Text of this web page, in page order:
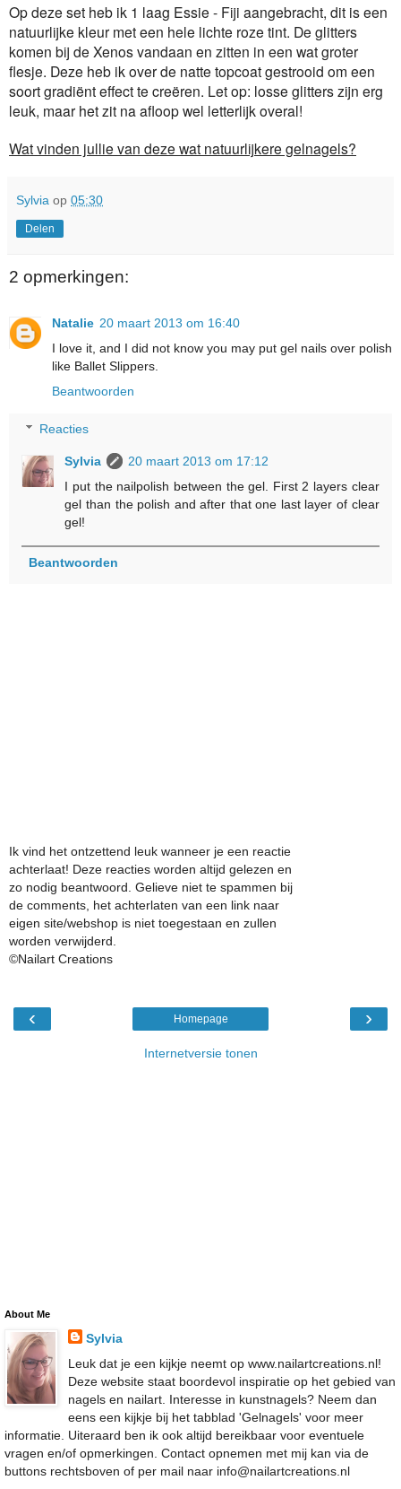
Op deze set heb ik 1 laag Essie - Fiji aangebracht, dit is een
natuurlijke kleur met een hele lichte roze tint. De glitters
komen bij de Xenos vandaan en zitten in een wat groter
flesje. Deze heb ik over de natte topcoat gestrooid om een
soort gradiënt effect te creëren. Let op: losse glitters zijn erg
leuk, maar het zit na afloop wel letterlijk overal!
Wat vinden jullie van deze wat natuurlijkere gelnagels?
Sylvia op 05:30
Delen
2 opmerkingen:
Natalie 20 maart 2013 om 16:40
I love it, and I did not know you may put gel nails over polish
like Ballet Slippers.
Beantwoorden
Reacties
Sylvia
20 maart 2013 om 17:12
I put the nailpolish between the gel. First 2 layers clear
gel than the polish and after that one last layer of clear
gel!
Beantwoorden
Ik vind het ontzettend leuk wanneer je een reactie
achterlaat! Deze reacties worden altijd gelezen en
zo nodig beantwoord. Gelieve niet te spammen bij
de comments, het achterlaten van een link naar
eigen site/webshop is niet toegestaan en zullen
worden verwijderd.
©Nailart Creations
‹ ›
Homepage
Internetversie tonen
About Me
Sylvia
Leuk dat je een kijkje neemt op www.nailartcreations.nl!
Deze website staat boordevol inspiratie op het gebied van
nagels en nailart. Interesse in kunstnagels? Neem dan
eens een kijkje bij het tabblad 'Gelnagels' voor meer
informatie. Uiteraard ben ik ook altijd bereikbaar voor eventuele
vragen en/of opmerkingen. Contact opnemen met mij kan via de
buttons rechtsboven of per mail naar info@nailartcreations.nl